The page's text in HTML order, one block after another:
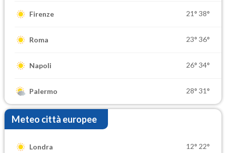
Firenze 21° 38°
Roma 23° 36°
Napoli 26° 34°
Palermo 28° 31°
Meteo città europee
Londra 12° 22°